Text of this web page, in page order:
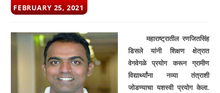
POST
PUBLISHED:
FEBRUARY 25, 2021
महाराष्ट्रातील रणजितसिंह
डिसले यांनी शिक्षण क्षेत्रात
वेगवेगळे प्रयोग करून ग्रामीण
विद्यार्थ्यांना नव्या तंत्राशी
जोडण्याचा यशस्वी प्रयोग केला.